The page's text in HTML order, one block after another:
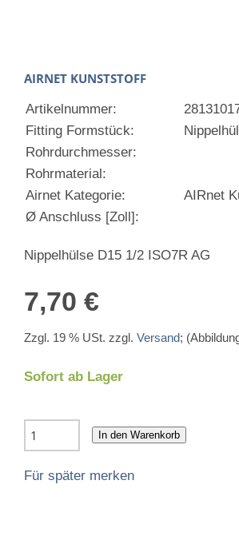
AIRNET KUNSTSTOFF
Artikelnummer:
Fitting Formstück:
Rohrdurchmesser:
Rohrmaterial:
Airnet Kategorie:
AIRnet
Ø Anschluss [Zoll]:
Nippelhülse D15 1/2 ISO7R AG
7,70 €
Zzgl. 19 % USt. zzgl. Versand;
Sofort ab Lager
In den Warenkorb
Für später merken